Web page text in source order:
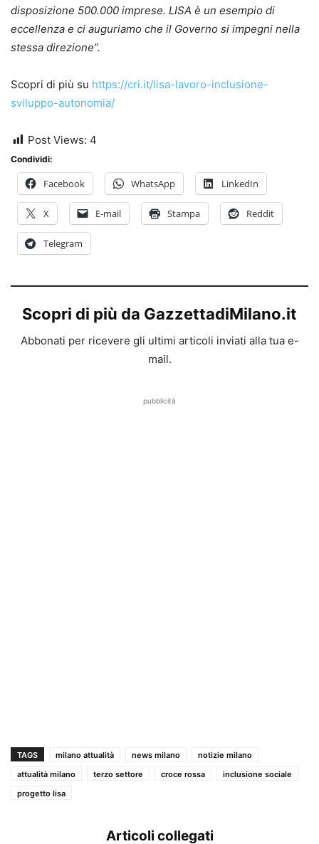
disposizione 500.000 imprese. LISA è un esempio di
eccellenza e ci auguriamo che il Governo si impegni nella
stessa direzione”.
Scopri di più su https://cri.it/lisa-lavoro-inclusione-
sviluppo-autonomia/
Post Views: 4
Condividi:
Facebook WhatsApp LinkedIn
X E-mail Stampa Reddit
Telegram
Scopri di più da GazzettadiMilano.it
Abbonati per ricevere gli ultimi articoli inviati alla tua e-
mail.
pubblicità
TAGS milano attualità news milano
notizie milano
attualità milano
terzo settore croce rossa
inclusione sociale
progetto lisa
Articoli collegati